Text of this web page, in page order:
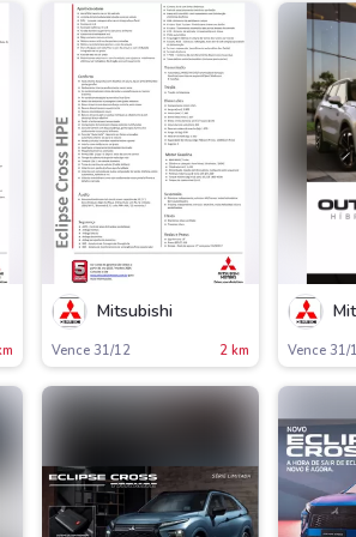
Mitsubishi
Vence 31/12 2 km Vence 31/